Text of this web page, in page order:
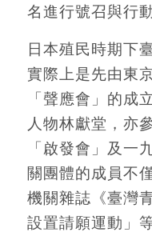
名進行號召與行動
日本殖民時期下
實際上是先由東
「聲應會」的成
人物林獻堂，亦
「啟發會」及一
關團體的成員不
機關雜誌《臺灣
設置請願運動」